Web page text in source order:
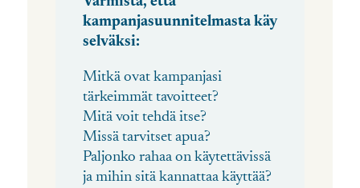
kampanjasuunnitelmasta käy
selväksi:
Mitkä ovat kampanjasi
tärkeimmät tavoitteet?
Mitä voit tehdä itse?
Missä tarvitset apua?
Paljonko rahaa on käytettävissä
ja mihin sitä kannattaa käyttää?